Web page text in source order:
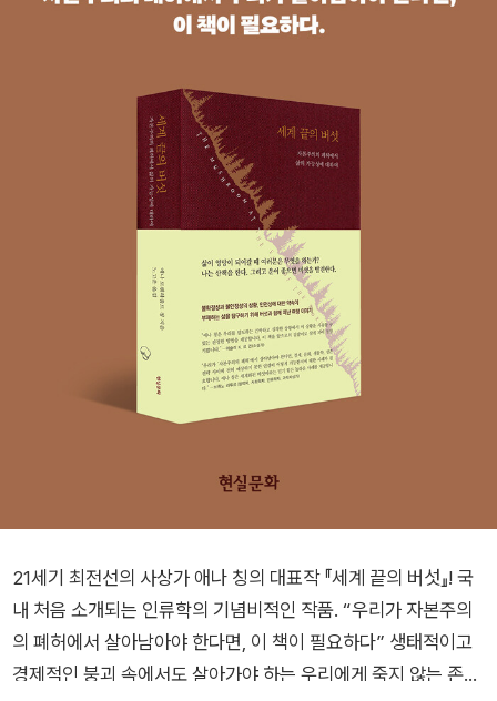
21세기 최전선의 사상가 애나 칭의 대표작 『세계 끝의 버섯』! 국
내 처음 소개되는 인류학의 기념비적인 작품. “우리가 자본주의
의 폐허에서 살아남아야 한다면, 이 책이 필요하다” 생태적이고
경제적인 붕괴 속에서도 살아가야 하는 우리에게 죽지 않는 존재,